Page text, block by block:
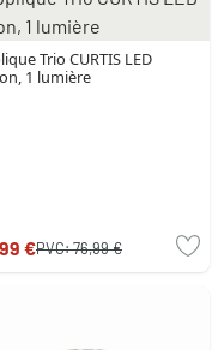
Trio CURTIS LED
1 lumière
€PVC:76,99 €